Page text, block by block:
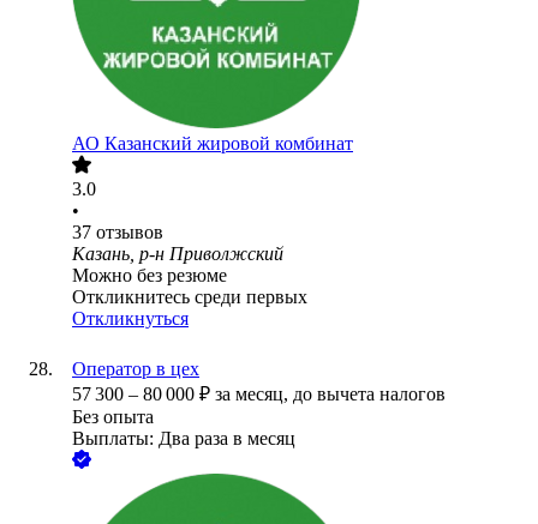
АО Казанский жировой комбинат
3.0
•
37 отзывов
Казань, р-н Приволжский
Можно без резюме
Откликнитесь среди первых
Откликнуться
Оператор в цех
57 300 – 80 000 ₽ за месяц, до вычета налогов
Без опыта
Выплаты: Два раза в месяц